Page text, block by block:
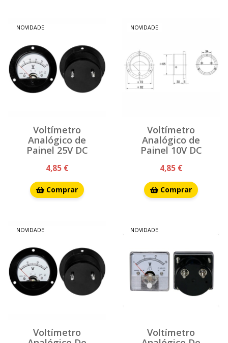
NOVIDADE
Voltímetro
Analógico de
Painel 25V DC
4,85 €
Comprar
NOVIDADE
Voltímetro
Analógico de
Painel 10V DC
4,85 €
Comprar
NOVIDADE
Voltímetro
NOVIDADE
Voltímetro